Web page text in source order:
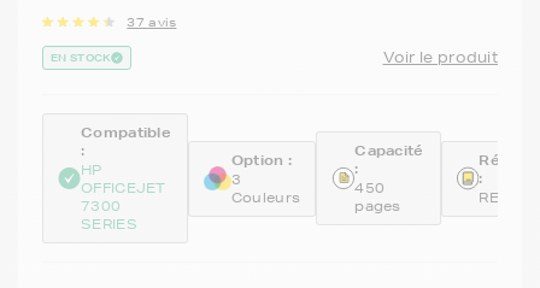
37 avis
EN STOCK Voir le produit
Compatible
:
HP
OFFICEJET
7300
SERIES
Option :
3
Couleurs
Capacité
:
450
pages
: